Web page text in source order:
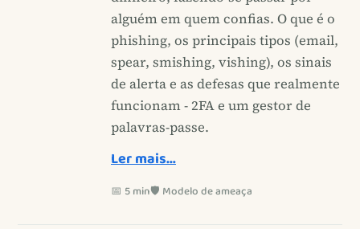
alguém em quem confias. O que é o
phishing, os principais tipos (email,
spear, smishing, vishing), os sinais
de alerta e as defesas que realmente
funcionam - 2FA e um gestor de
palavras-passe.
Ler mais…
📅 5 min🛡️ Modelo de ameaça